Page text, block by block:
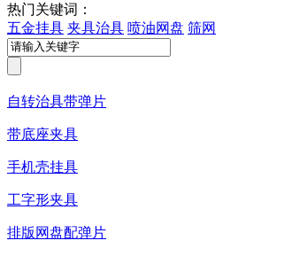
热门关键词：
五金挂具 夹具治具 喷油网盘 筛网
自转治具带弹片
带底座夹具
手机壳挂具
工字形夹具
排版网盘配弹片